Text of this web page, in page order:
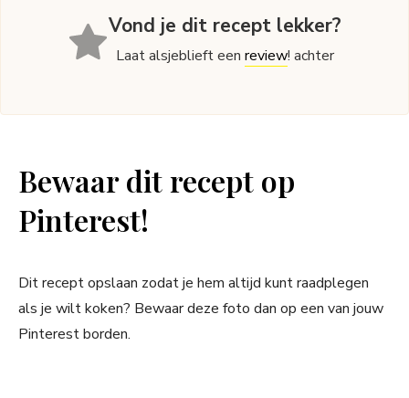
Vond je dit recept lekker?
Laat alsjeblieft eenreview! achter
Bewaar dit recept op
Pinterest!
Dit recept opslaan zodat je hem altijd kunt raadplegen
als je wilt koken? Bewaar deze foto dan op een van jouw
Pinterest borden.